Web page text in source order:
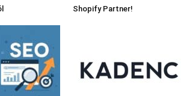
Shopify Partner!